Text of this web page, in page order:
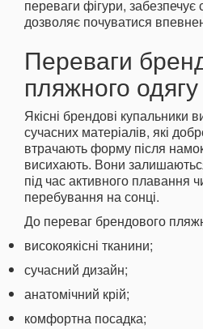
переваги фігури, забезпечує
дозволяє почуватися
Переваги
пляжного одягу
Якісні брендові купальники
сучасних матеріалів, які
втрачають форму після
висихають. Вони
під час активного плавання
перебування на сонці.
До переваг брендового
високоякісні тканини;
сучасний дизайн;
анатомічний крій;
комфортна посадка;